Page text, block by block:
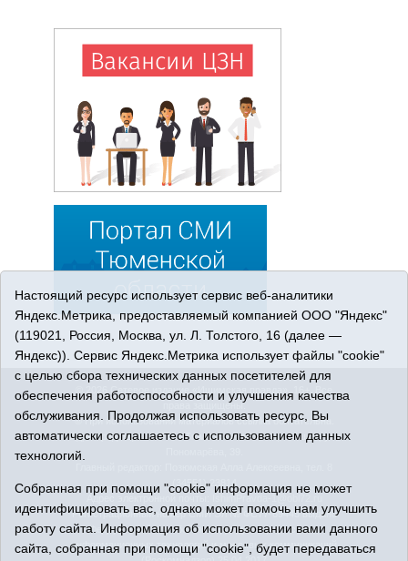
© 2026 Сетевое издание «Ишимская правда». 16+. Все
права защищены.
© При использовании материалов ссылка обязательна.
Адрес редакции: 627750 Тюменская область, г. Ишим, ул.
(34551) 23814
Адрес электронной почты:
IshimPravda-1@obl72.ru
Регистрационный номер СМИ Эл № ФС77-69445 выдано
Федеральной службой по надзору в сфере связи,
информационных технологий и массовых коммуникаций
Настоящий ресурс использует сервис веб-аналитики
Яндекс.Метрика, предоставляемый компанией ООО "Яндекс"
(119021, Россия, Москва, ул. Л. Толстого, 16 (далее —
Яндекс)). Сервис Яндекс.Метрика использует файлы "cookie"
с целью сбора технических данных посетителей для
обеспечения работоспособности и улучшения качества
обслуживания. Продолжая использовать ресурс, Вы
автоматически соглашаетесь с использованием данных
технологий.
Собранная при помощи "cookie" информация не может
идентифицировать вас, однако может помочь нам улучшить
работу сайта. Информация об использовании вами данного
сайта, собранная при помощи "cookie", будет передаваться